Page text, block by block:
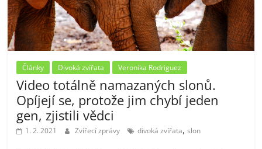
Články Divoká zvířata Veronika Rodriguez
Video totálně namazaných slonů.
Opíjejí se, protože jim chybí jeden
gen, zjistili vědci
1. 2. 2021 Zvířecí zprávy divoká zvířata,slon